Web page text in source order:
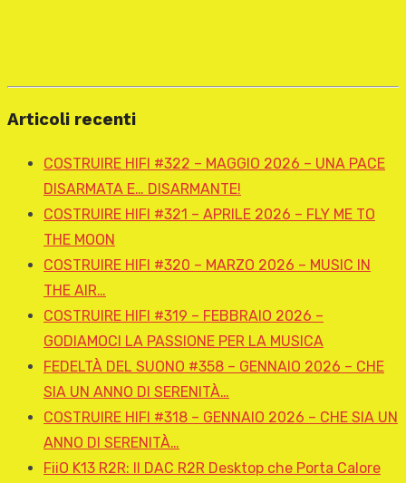
Articoli recenti
COSTRUIRE HIFI #322 – MAGGIO 2026 – UNA PACE
DISARMATA E… DISARMANTE!
COSTRUIRE HIFI #321 – APRILE 2026 – FLY ME TO
THE MOON
COSTRUIRE HIFI #320 – MARZO 2026 – MUSIC IN
THE AIR…
COSTRUIRE HIFI #319 – FEBBRAIO 2026 –
GODIAMOCI LA PASSIONE PER LA MUSICA
FEDELTÀ DEL SUONO #358 – GENNAIO 2026 – CHE
SIA UN ANNO DI SERENITÀ…
COSTRUIRE HIFI #318 – GENNAIO 2026 – CHE SIA UN
ANNO DI SERENITÀ…
FiiO K13 R2R: Il DAC R2R Desktop che Porta Calore